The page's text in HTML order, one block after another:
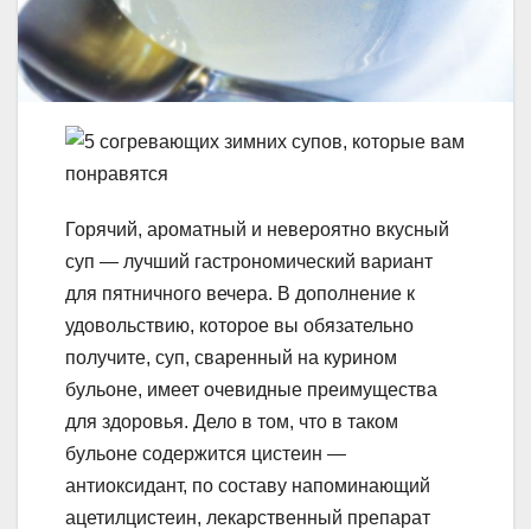
Горячий, ароматный и невероятно вкусный
суп — лучший гастрономический вариант
для пятничного вечера. В дополнение к
удовольствию, которое вы обязательно
получите, суп, сваренный на курином
бульоне, имеет очевидные преимущества
для здоровья. Дело в том, что в таком
бульоне содержится цистеин —
антиоксидант, по составу напоминающий
ацетилцистеин, лекарственный препарат